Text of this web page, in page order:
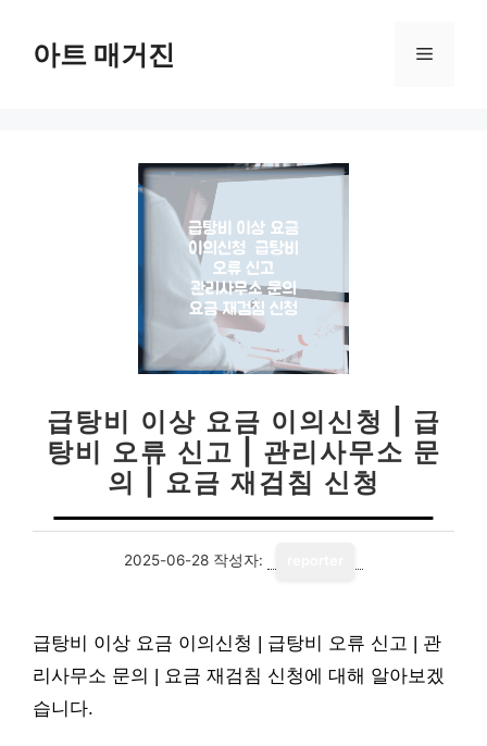
아트 매거진 메
급탕비 이상 요금 이의신청 | 급
탕비 오류 신고 | 관리사무소 문
의 | 요금 재검침 신청
2025-06-28 작성자:
급탕비 이상 요금 이의신청 | 급탕비 오류 신고 | 관
리사무소 문의 | 요금 재검침 신청에 대해 알아보겠
습니다.